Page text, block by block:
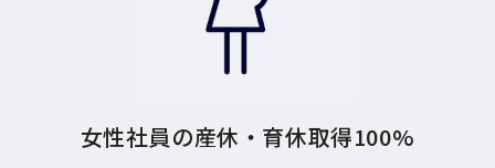
女性社員の産休・育休取得100%